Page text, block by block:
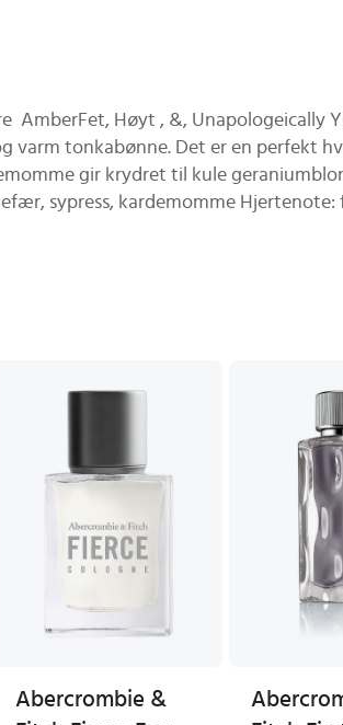
AmberFet, Høyt , &, Unapologeically
varm tonkabønne. Det er en perfekt
gir krydret til kule
sypress, kardemomme Hjertenote:
Abercrombie &